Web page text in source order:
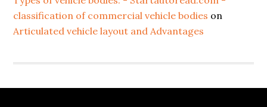
classification of commercial vehicle bodies on
Articulated vehicle layout and Advantages